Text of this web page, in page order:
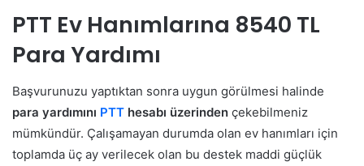
PTT Ev Hanımlarına 8540 TL
Para Yardımı
Başvurunuzu yaptıktan sonra uygun görülmesi halinde
para yardımını PTT hesabı üzerinden çekebilmeniz
mümkündür. Çalışamayan durumda olan ev hanımları için
toplamda üç ay verilecek olan bu destek maddi güçlük